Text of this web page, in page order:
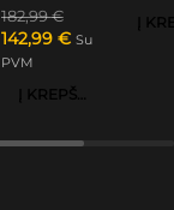
182,99€
142,99 € Su
PVM
Į KREPŠELĮ